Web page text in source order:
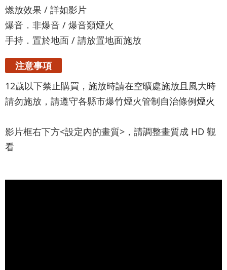
燃放效果 / 詳如影片
爆音．非爆音 / 爆音類煙火
手持．置於地面 / 請放置地面施放
注意事項
12歲以下禁止購買，施放時請在空曠處施放且風大時
請勿施放，請遵守各縣市爆竹煙火管制自治條例煙火
影片框右下方<設定內的畫質>，請調整畫質成 HD 觀
看